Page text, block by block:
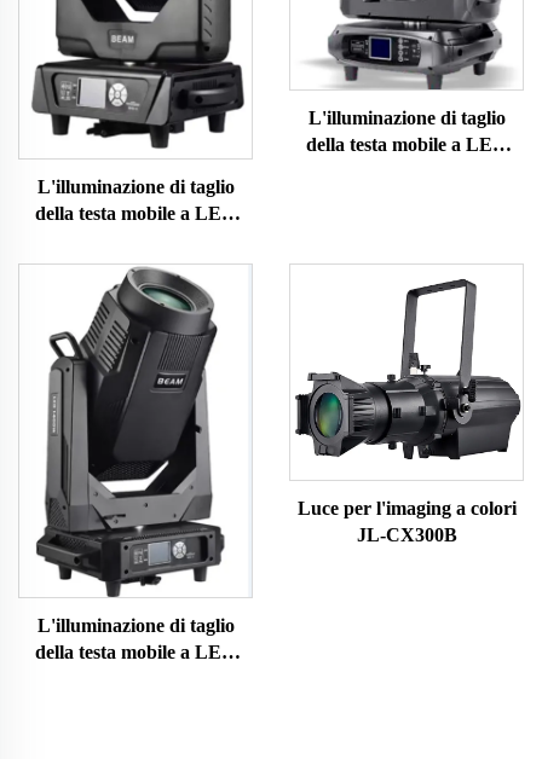
L'illuminazione di taglio
della testa mobile a LED
L'illuminazione di taglio
della testa mobile a LED
L'illuminazione di taglio
della testa mobile a LED
Luce per l'imaging a colori
JL-CX300B